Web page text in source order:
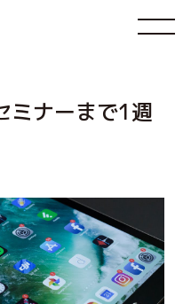
ミナーまで1週